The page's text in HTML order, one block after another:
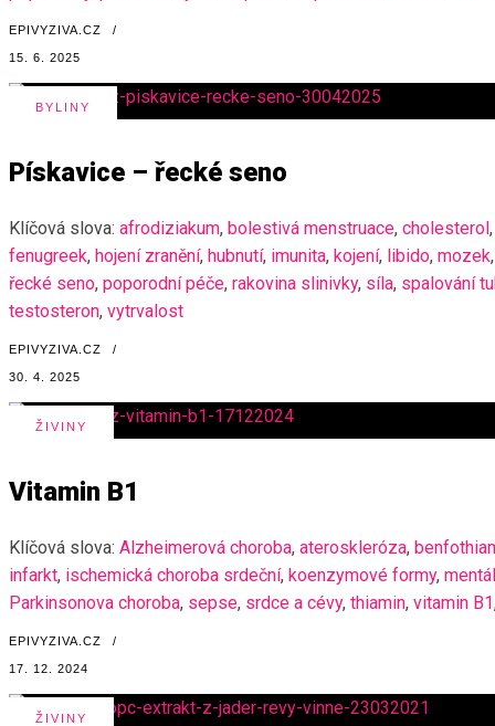
EPIVYZIVA.CZ /
15. 6. 2025
BYLINY
Pískavice – řecké seno
Klíčová slova: afrodiziakum, bolestivá menstruace, cholesterol,
fenugreek, hojení zranění, hubnutí, imunita, kojení, libido, mozek,
řecké seno, poporodní péče, rakovina slinivky, síla, spalování
testosteron, vytrvalost
EPIVYZIVA.CZ /
30. 4. 2025
ŽIVINY
Vitamin B1
Klíčová slova: Alzheimerová choroba, ateroskleróza,
infarkt, ischemická choroba srdeční, koenzymové formy,
Parkinsonova choroba, sepse, srdce a cévy, thiamin, vitamin B1
EPIVYZIVA.CZ /
17. 12. 2024
ŽIVINY